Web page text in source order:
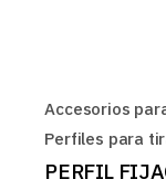
Accesorios
Perfiles para
PERFIL